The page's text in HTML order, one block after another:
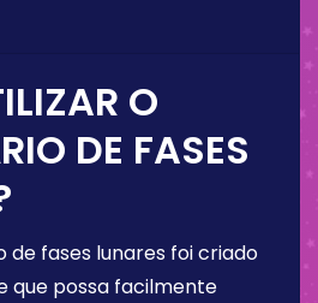
O
DE FASES
de fases lunares foi criado
que possa facilmente